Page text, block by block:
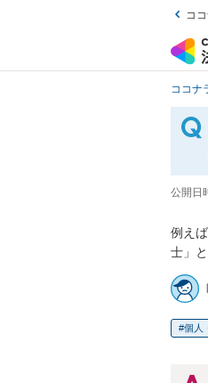
コ
ココナ
公開日
例え
士」
個人